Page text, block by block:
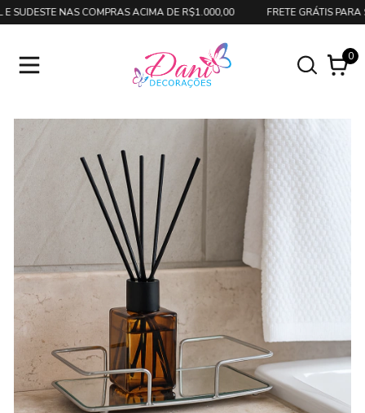
NAS COMPRAS ACIMA DE R$1.000,00 FRETE GRÁTIS PARA
0